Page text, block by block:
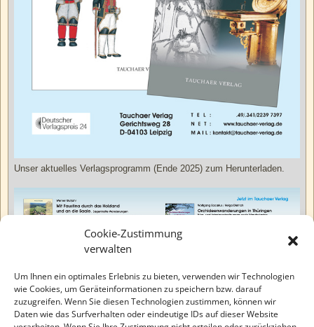
Cookie-Zustimmung
verwalten
Um Ihnen ein optimales Erlebnis zu bieten, verwenden wir Technologien
wie Cookies, um Geräteinformationen zu speichern bzw. darauf
zuzugreifen. Wenn Sie diesen Technologien zustimmen, können wir
Daten wie das Surfverhalten oder eindeutige IDs auf dieser Website
Unser aktuelles Verlagsprogramm (Ende 2025) zum Herunterladen.